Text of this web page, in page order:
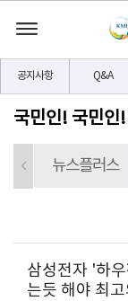
공지사항 Q&A
국민인! 국민인
뉴스플러스
삼성전자 '하
는듯 해야 최